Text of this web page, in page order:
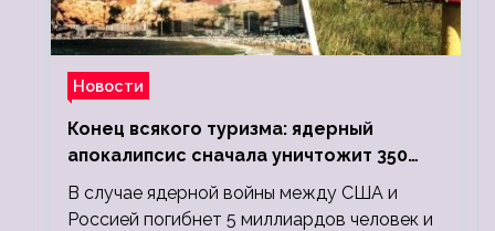
Новости
Конец всякого туризма: ядерный
апокалипсис сначала уничтожит 350
миллионов, а потом 5 миллиардов
людей
В случае ядерной войны между США и
Россией погибнет 5 миллиардов человек и